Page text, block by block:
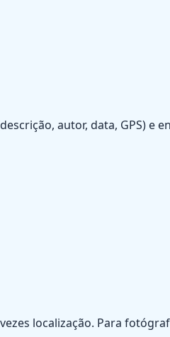
autor, data, GPS) e
localização. Para